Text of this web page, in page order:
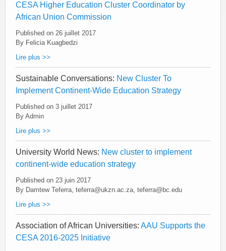
CESA Higher Education Cluster Coordinator by
African Union Commission
Published on 26 juillet 2017
By Felicia Kuagbedzi
Lire plus >>
Sustainable Conversations: New Cluster To
Implement Continent-Wide Education Strategy
Published on 3 juillet 2017
By Admin
Lire plus >>
University World News: New cluster to implement
continent-wide education strategy
Published on 23 juin 2017
By Damtew Teferra, teferra@ukzn.ac.za, teferra@bc.edu
Lire plus >>
Association of African Universities: AAU Supports the
CESA 2016-2025 Initiative